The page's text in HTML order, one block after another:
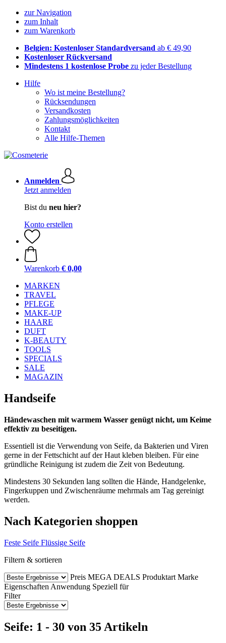
zur Navigation
zum Inhalt
zum Warenkorb
Belgien: Kostenloser Standardversand ab € 49,90
Kostenloser Rückversand
Mindestens 1 kostenlose Probe zu jeder Bestellung
Hilfe
Wo ist meine Bestellung?
Rücksendungen
Versandkosten
Zahlungsmöglichkeiten
Kontakt
Alle Hilfe-Themen
Anmelden
Jetzt anmelden
Bist du neu hier?
Konto erstellen
Warenkorb € 0,00
MARKEN
TRAVEL
PFLEGE
MAKE-UP
HAARE
DUFT
K-BEAUTY
TOOLS
SPECIALS
SALE
MAGAZIN
Handseife
Händewaschen mit warmem Wasser genügt nicht, um Keime
effektiv zu beseitigen.
Essentiell ist die Verwendung von Seife, da Bakterien und Viren
gerne in der Fettschicht auf der Haut kleben bleiben. Für eine
gründliche Reinigung ist zudem die Zeit von Bedeutung.
Mindestens 30 Sekunden lang sollten die Hände, Handgelenke,
Fingerkuppen und Zwischenräume mehrmals am Tag gereinigt
werden.
Nach Kategorien shoppen
Feste Seife Flüssige Seife
Filtern & sortieren
Preis MEGA DEALS Produktart Marke
Eigenschaften Anwendung Speziell für
Filter
Seife: 1 - 30 von 35 Artikeln